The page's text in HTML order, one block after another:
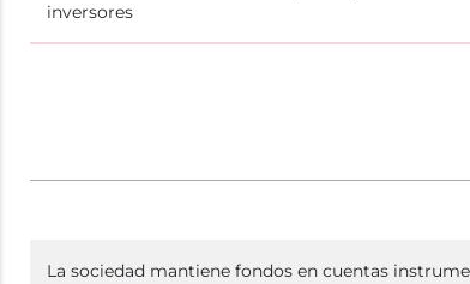
inversores
La sociedad mantiene fondos en cuentas